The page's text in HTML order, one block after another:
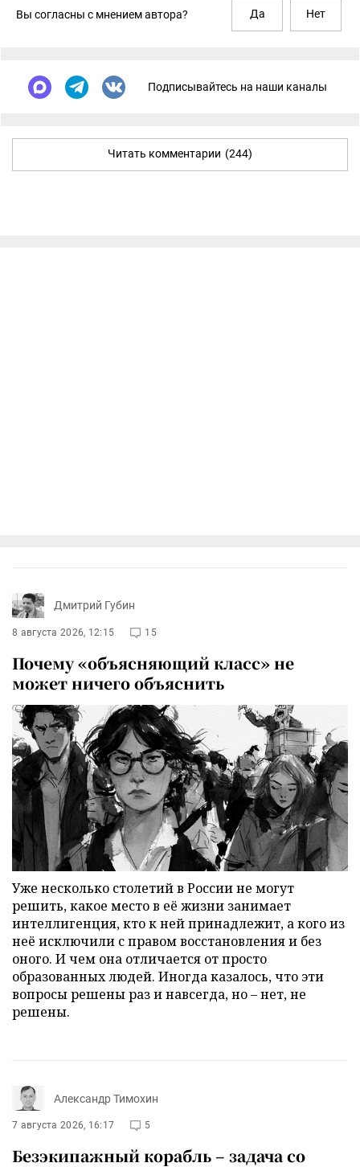
Вы согласны с мнением автора? Да Нет
Подписывайтесь на наши каналы
Читать комментарии (244)
Дмитрий Губин
8 августа 2026, 12:15 15
Почему «объясняющий класс» не
может ничего объяснить
Уже несколько столетий в России не могут
решить, какое место в её жизни занимает
интеллигенция, кто к ней принадлежит, а кого из
неё исключили с правом восстановления и без
оного. И чем она отличается от просто
образованных людей. Иногда казалось, что эти
вопросы решены раз и навсегда, но – нет, не
решены.
Александр Тимохин
7 августа 2026, 16:17 5
Безэкипажный корабль – задача со